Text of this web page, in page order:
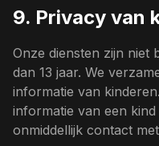
9. Privacy van
Onze diensten zijn niet
dan 13 jaar. We
informatie van
informatie van een
onmiddellijk contact